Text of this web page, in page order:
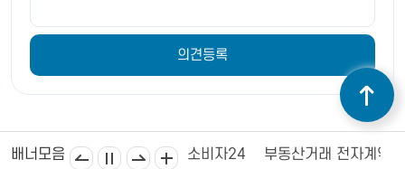
배너모음
상공회의소 김제시의회 소비자24 부동산거래 전자계약